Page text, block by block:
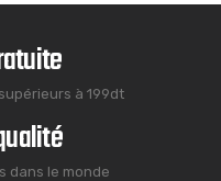
à 199dt
dans le monde